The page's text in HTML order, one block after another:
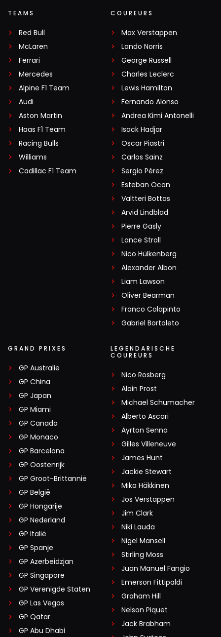
TEAMS
Red Bull
McLaren
Ferrari
Mercedes
Alpine F1 Team
Audi
Aston Martin
Haas F1 Team
Racing Bulls
Williams
Cadillac F1 Team
COUREURS
Max Verstappen
Lando Norris
George Russell
Charles Leclerc
Lewis Hamilton
Fernando Alonso
Andrea Kimi Antonelli
Isack Hadjar
Oscar Piastri
Carlos Sainz
Sergio Pérez
Esteban Ocon
Valtteri Bottas
Arvid Lindblad
Pierre Gasly
Lance Stroll
Nico Hülkenberg
Alexander Albon
Liam Lawson
Oliver Bearman
Franco Colapinto
Gabriel Bortoleto
GRAND PRIXES
GP Australië
GP China
GP Japan
GP Miami
GP Canada
GP Monaco
GP Barcelona
GP Oostenrijk
GP Groot-Brittannië
GP België
GP Hongarije
GP Nederland
GP Italië
GP Spanje
GP Azerbeidzjan
GP Singapore
GP Verenigde Staten
GP Las Vegas
GP Qatar
GP Abu Dhabi
LEGENDARISCHE
COUREURS
Nico Rosberg
Alain Prost
Michael Schumacher
Alberto Ascari
Ayrton Senna
Gilles Villeneuve
James Hunt
Jackie Stewart
Mika Häkkinen
Jos Verstappen
Jim Clark
Niki Lauda
Nigel Mansell
Stirling Moss
Juan Manuel Fangio
Emerson Fittipaldi
Graham Hill
Nelson Piquet
Jack Brabham